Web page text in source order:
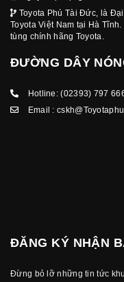
Toyota Phú Tài Đức, là
Toyota Việt Nam tại Hà
tùng chính hãng Toyota.
ĐƯỜNG DÂY
Hotline:(02393) 797
Email :
ĐĂNG KÝ NHẬN
Đừng bỏ lỡ những tin tức